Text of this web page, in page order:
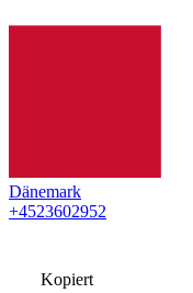
Dänemark
+4523602952
Kopiert